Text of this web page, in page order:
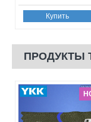
Купить
ПРОДУКТЫ